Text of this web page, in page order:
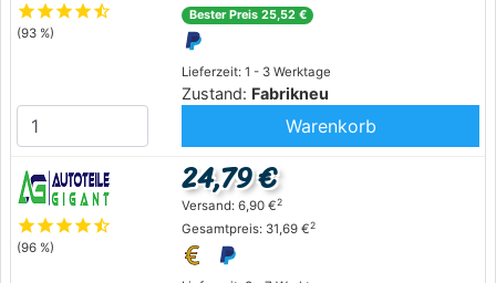
starstarstarstarstar_half
(93 %)
Lieferzeit: 1 - 3 Werktage
Zustand: Fabrikneu
Bester Preis 25,52 €
Warenkorb
starstarstarstarstar_half
(96 %)
24,79 €
Versand: 6,90 €2
Gesamtpreis: 31,69 €2